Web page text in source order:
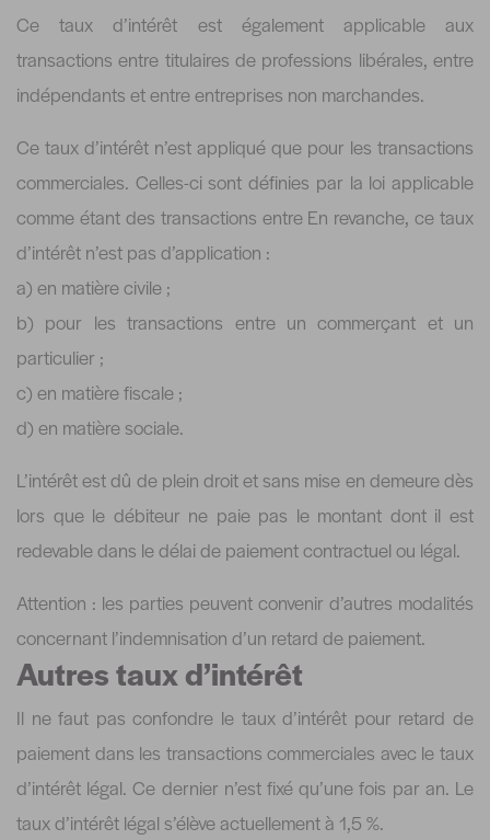
Ce taux d’intérêt est également applicable aux
transactions entre titulaires de professions libérales, entre
indépendants et entre entreprises non marchandes.
Ce taux d’intérêt n’est appliqué que pour les transactions
commerciales. Celles-ci sont définies par la loi applicable
comme étant des transactions entre En revanche, ce taux
d’intérêt n’est pas d’application :
a) en matière civile ;
b) pour les transactions entre un commerçant et un
particulier ;
c) en matière fiscale ;
d) en matière sociale.
L’intérêt est dû de plein droit et sans mise en demeure dès
lors que le débiteur ne paie pas le montant dont il est
redevable dans le délai de paiement contractuel ou légal.
Attention : les parties peuvent convenir d’autres modalités
concernant l’indemnisation d’un retard de paiement.
Autres taux d’intérêt
Il ne faut pas confondre le taux d’intérêt pour retard de
paiement dans les transactions commerciales avec le taux
d’intérêt légal. Ce dernier n’est fixé qu’une fois par an. Le
taux d’intérêt légal s’élève actuellement à 1,5 %.